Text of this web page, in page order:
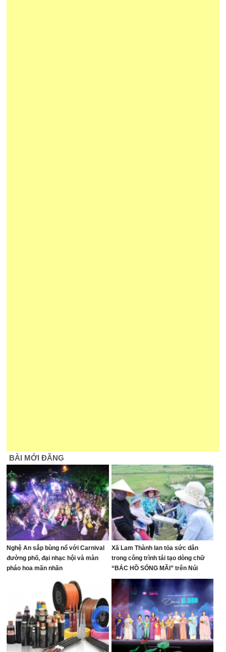
BÀI MỚI ĐĂNG
Nghệ An sắp bùng nổ với Carnival
đường phố, đại nhạc hội và màn
pháo hoa mãn nhãn
Xã Lam Thành lan tỏa sức dân
trong công trình tái tạo dòng chữ
“BÁC HỒ SỐNG MÃI” trên Núi
Nhón